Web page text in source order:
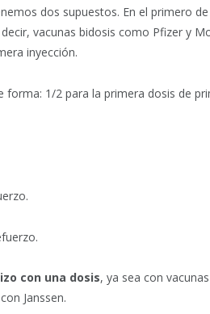
dos supuestos. En el primero
decir, vacunas bidosis como Pfizer y
inyección.
forma: 1/2 para la primera dosis de
con una dosis, ya sea con
Janssen.